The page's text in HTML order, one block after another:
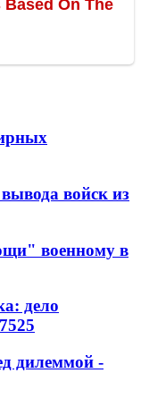
войск из
военному в
дело
7525
дилеммой -